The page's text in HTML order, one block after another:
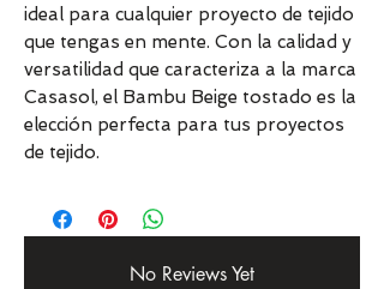
ideal para cualquier proyecto de tejido
que tengas en mente. Con la calidad y
versatilidad que caracteriza a la marca
Casasol, el Bambu Beige tostado es la
elección perfecta para tus proyectos
de tejido.
No Reviews Yet